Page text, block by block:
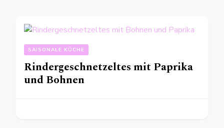
SAISONALE KÜCHE
Rindergeschnetzeltes mit Paprika
und Bohnen